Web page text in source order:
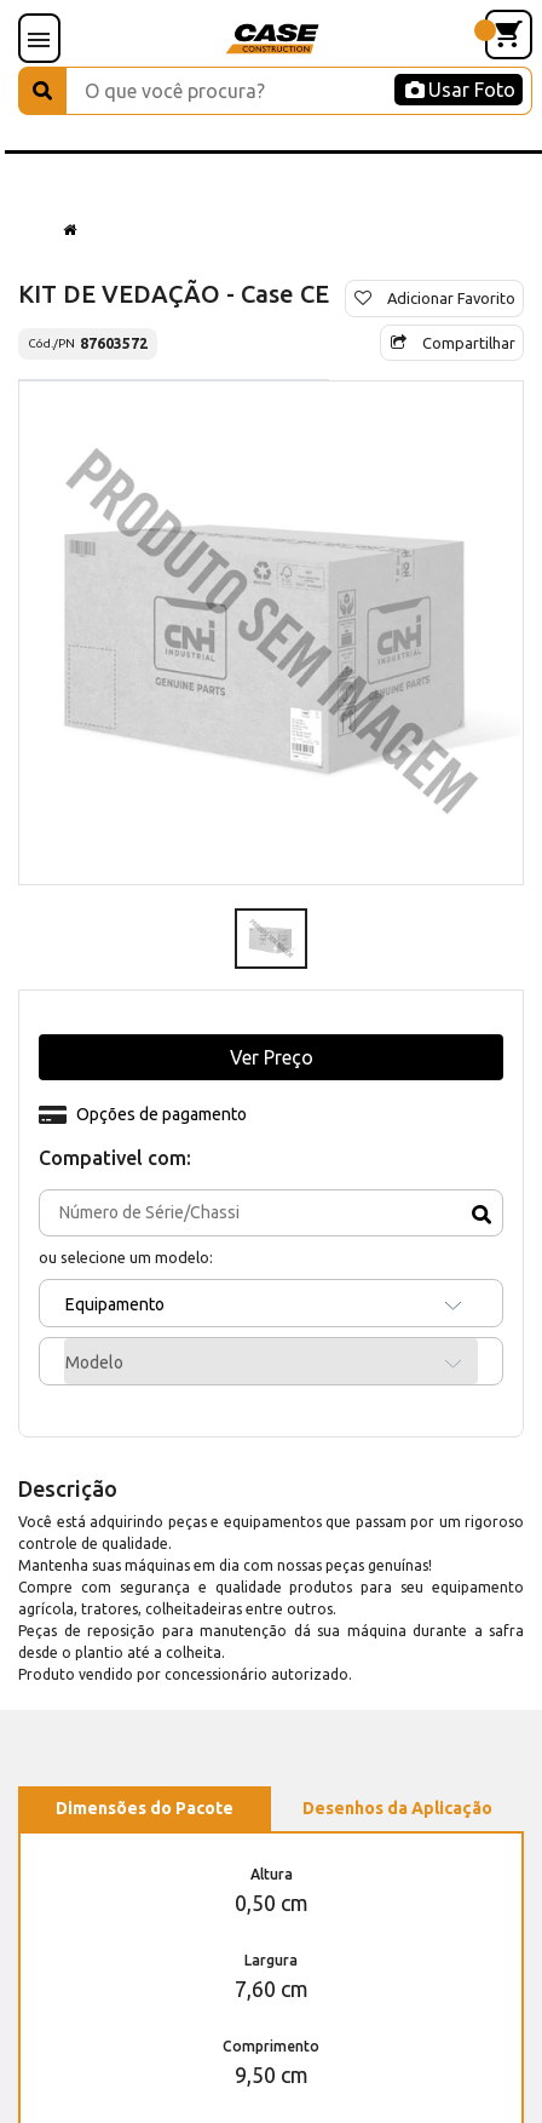
Usar Foto
KIT DE VEDAÇÃO - Case CE
Cód./PN 87603572
Adicionar Favorito
Compartilhar
Compativel com:
ou selecione um modelo:
Equipamento
Modelo
Opções de pagamento
Ver Preço
Descrição
Você está adquirindo peças e equipamentos que passam por um rigoroso
controle de qualidade.
Mantenha suas máquinas em dia com nossas peças genuínas!
Compre com segurança e qualidade produtos para seu equipamento
agrícola, tratores, colheitadeiras entre outros.
Peças de reposição para manutenção dá sua máquina durante a safra
desde o plantio até a colheita.
Produto vendido por concessionário autorizado.
Dimensões do Pacote Desenhos da Aplicação
Altura
0,50 cm
Largura
7,60 cm
Comprimento
9,50 cm